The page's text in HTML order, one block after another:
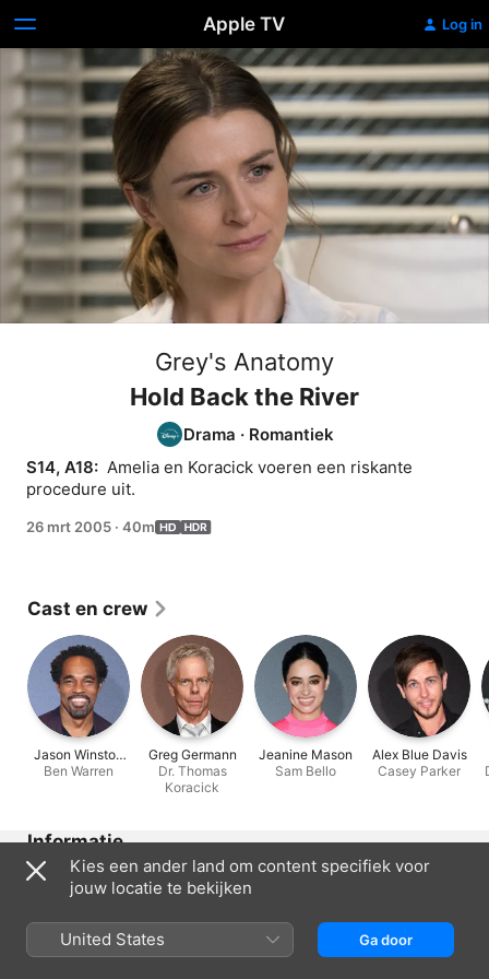
Apple TV Log in
Grey's Anatomy
Hold Back the River
Drama · Romantiek
S14, A18: Amelia en Koracick voeren een riskante
procedure uit.
26 mrt 2005 · 40m
Cast en crew
Jason Winston
George
Ben Warren
Greg Germann
Dr. Thomas
Koracick
Jeanine Mason
Sam Bello
Alex Blue Davis
Casey Parker
Informatie
Uitgebracht
Lengte
40 min.
Kies een ander land om content specifiek voor
jouw locatie te bekijken
United States Ga door